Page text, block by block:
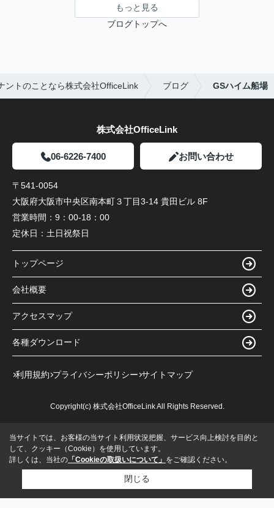
もっと見る
ブログトップへ
ントのことなら株式会社OfficeLink ブログ GSハイム船場
株式会社OfficeLink
06-6226-7400 お問い合わせ
〒541-0054
大阪府大阪市中央区南本町３丁目3-14 貴田ビル 8F
営業時間： 9：00-18：00
定休日： 土日祝祭日
トップページ
会社概要
アクセスマップ
各種ダウンロード
利用規約 プライバシーポリシー サイトマップ
Copyright(c) 株式会社OfficeLink All Rights Reserved.
当サイトでは、お客様の当サイト利用状況把握、サービス向上検討を目的と
して、クッキー（Cookie）を使用しています。
詳しくは、当社の 「Cookieの取扱いについて」 をご確認ください。
閉じる